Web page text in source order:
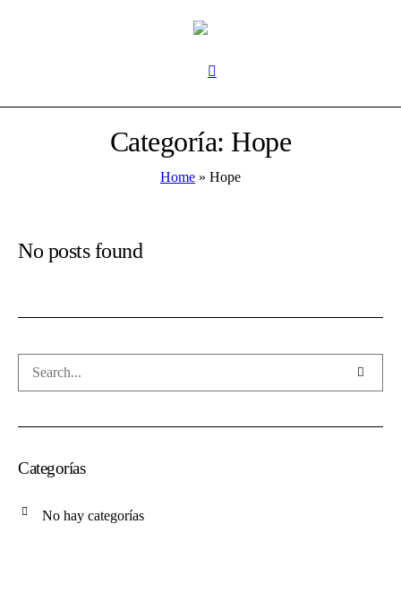
Categoría: Hope
Home » Hope
No posts found
Categorías
No hay categorías